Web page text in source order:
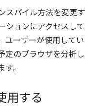
スパイル方法を変更す
ションにアクセスして
ユーザーが使用してい
定のブラウザを分析し
。
用する